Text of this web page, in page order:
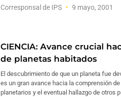
Corresponsal de IPS 9 mayo, 2001
CIENCIA: Avance crucial
de planetas habitados
El descubrimiento de que un planeta fue
es un gran avance hacia la comprensión
planetarios y el eventual hallazgo de otros